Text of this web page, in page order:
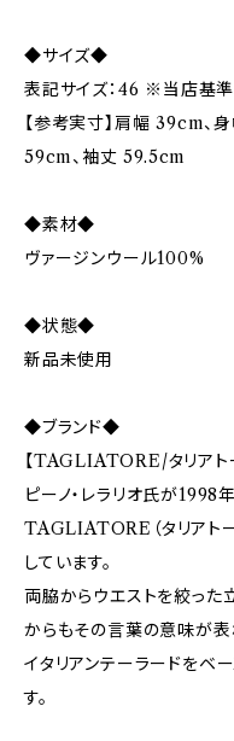
◆サイズ◆
表記サイズ：46 ※当店基準
【参考実寸】肩幅 39cm、
59cm、袖丈 59.5cm
◆素材◆
ヴァージンウール100%
◆状態◆
新品未使用
◆ブランド◆
【TAGLIATORE/タリアト
ピーノ・レラリオ氏が1998
TAGLIATORE（タリアトー
しています。
両脇からウエストを絞った
からもその言葉の意味が表
イタリアンテーラードをベ
す。